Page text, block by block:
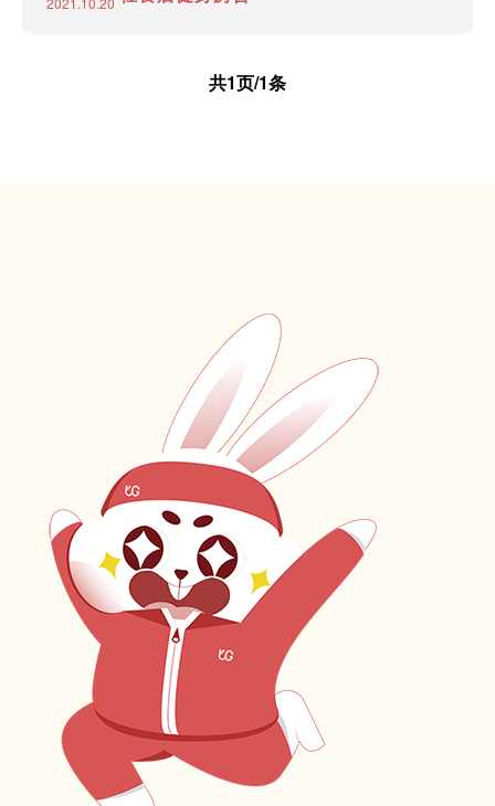
共1页/1条